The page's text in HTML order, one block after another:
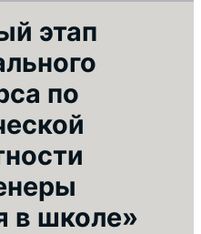
этап
по
в школе»